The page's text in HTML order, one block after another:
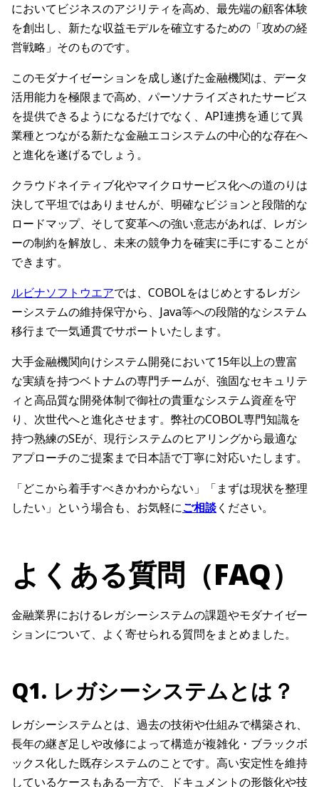
においてビジネスのアジリティを高め、最先端の顧客体験
を創出し、新たな収益モデルを確立するための「攻めの経
営戦略」そのものです。
このモダナイゼーションを成し遂げた金融機関は、データ
活用能力を極限まで高め、パーソナライズされたサービス
を提供できるようになるだけでなく、API連携を通じて異
業種とつながる新たな金融エコシステムの中心的な存在へ
と進化を遂げるでしょう。
クラウドネイティブ化やマイクロサービス化への道のりは
決して平坦ではありませんが、明確なビジョンと段階的な
ロードマップ、そして変革への強い意志があれば、レガシ
ーの制約を解放し、未来の競争力を確実に手にすることが
できます。
ルビナソフトウエアでは、COBOLをはじめとするレガシ
ーシステムの維持保守から、Java等への段階的なシステム
移行まで一気通貫でサポートいたします。
大手金融機関向けシステム開発において15年以上の豊富
な実績を持つベトナムの専門チームが、強固なセキュリテ
ィと高品質な開発体制で御社の貴重なシステム資産を守
り、次世代へと進化させます。弊社のCOBOL専門知識を
持つ熟練のSEが、現行システムのヒアリングから最適な
アプローチのご提案まで日本語で丁寧に対応いたします。
「どこから着手すべきかわからない」「まずは現状を整理
したい」という場合も、お気軽にご相談ください。
よくある質問（FAQ）
金融業界におけるレガシーシステムの課題やモダナイゼー
ションについて、よく寄せられる質問をまとめました。
Q1. レガシーシステムとは？
レガシーシステムとは、過去の技術や仕組みで構築され、
長年の継ぎ足しや改修によって構造が複雑化・ブラックボ
ックス化した既存システムのことです。高い安定性を維持
しているケースもある一方で、ドキュメントの形骸化や技